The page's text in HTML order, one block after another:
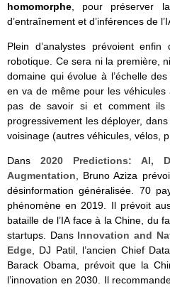
homomorphe, pour préserver
d’entraînement et d’inférences de
Plein d’analystes prévoient
robotique. Ce sera ni la première,
domaine qui évolue à l’échelle
en va de même pour les véhicules
pas de savoir si et comment ils
progressivement les déployer,
voisinage (autres véhicules, vélos,
Dans 2020 Predictions: AI,
Augmentation, Bruno Aziza
désinformation généralisée. 70
phénomène en 2019. Il prévoit
bataille de l’IA face à la Chine, du
startups. Dans Innovation and
Edge, DJ Patil, l’ancien Chief
Barack Obama, prévoit que la
l’innovation en 2030. Il